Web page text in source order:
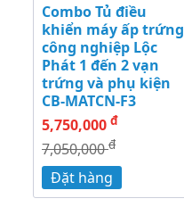
Combo Tủ điều
khiển máy ấp trứng
công nghiệp Lộc
Phát 1 đến 2 vạn
trứng và phụ kiện
CB-MATCN-F3
5,750,000 đ
7,050,000đ
Đặt hàng